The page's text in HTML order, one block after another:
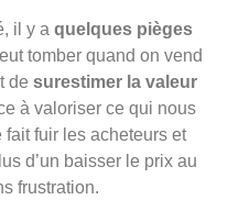
il y a quelques pièges
tomber quand on vend
de surestimer la valeur
à valoriser ce qui nous
fuir les acheteurs et
d’un baisser le prix au
frustration.